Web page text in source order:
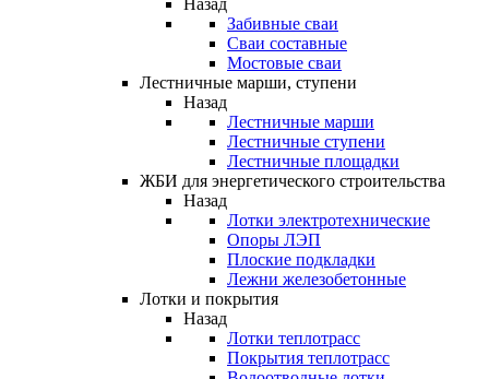
Назад
Забивные сваи
Сваи составные
Мостовые сваи
Лестничные марши, ступени
Назад
Лестничные марши
Лестничные ступени
Лестничные площадки
ЖБИ для энергетического строительства
Назад
Лотки электротехнические
Опоры ЛЭП
Плоские подкладки
Лежни железобетонные
Лотки и покрытия
Назад
Лотки теплотрасс
Покрытия теплотрасс